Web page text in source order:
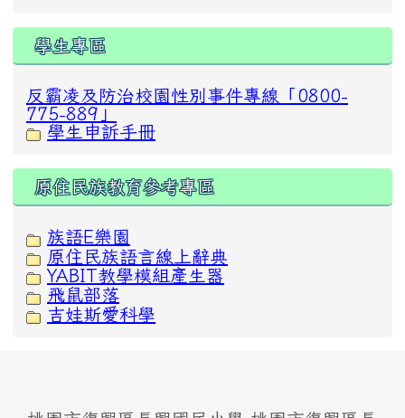
學生專區
反霸凌及防治校園性別事件專線「0800-
775-889」
學生申訴手冊
原住民族教育參考專區
族語E樂園
原住民族語言線上辭典
YABIT教學模組產生器
飛鼠部落
吉娃斯愛科學